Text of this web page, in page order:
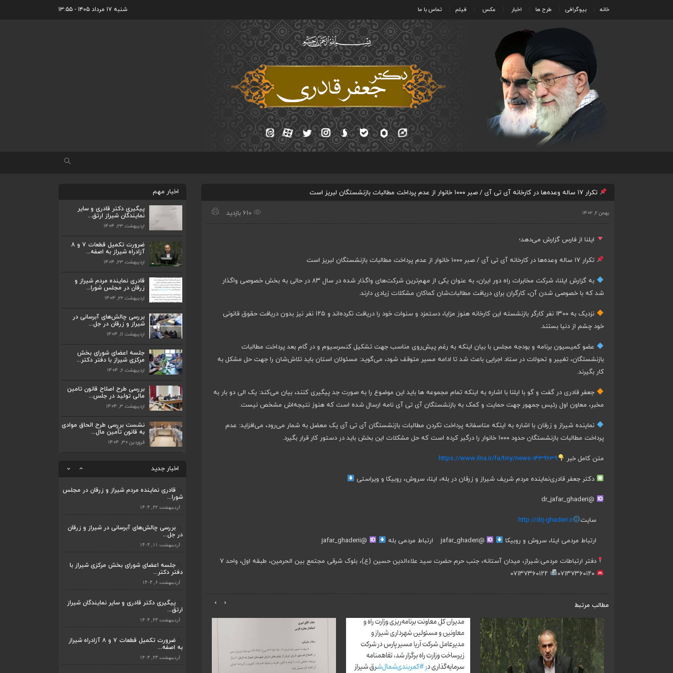
خانه بیوگرافی طرح ها اخبار عکس فیلم تماس با ما شنبه ۱۷ مرداد ۱۴۰۵ - ۱۳:۵۵
تکرار ۱۷ ساله وعده‌ها در کارخانه آی تی آی / صبر ۱۰۰۰ خانوار از عدم پرداخت مطالبات بازنشستگان لبریز است
بهمن ۲, ۱۴۰۲ 610 بازدید
ایلنا از فارس گزارش می‌دهد؛
تکرار ۱۷ ساله وعده‌ها در کارخانه آی تی آی / صبر ۱۰۰۰ خانوار از عدم پرداخت مطالبات بازنشستگان لبریز است
به گزارش ایلنا، شرکت مخابرات راه دور ایران، به‌ عنوان یکی از مهم‌ترین شرکت‌های واگذار شده در سال ۸۳ در حالی به بخش خصوصی واگذار
شد که با خصوصی شدن آن، کارگران برای دریافت مطالبات‌شان کماکان مشکلات زیادی دارند.
نزدیک به ۱۳۰۰ نفر کارگر بازنشسته این کارخانه هنوز مزایا، دستمزد و سنوات خود را دریافت نکرده‌اند و ۱۲۵ نفر نیز بدون‌ دریافت حقوق قانونی
خود چشم از دنیا بستند.
عضو کمیسیون برنامه و بودجه مجلس با بیان اینکه به رغم پیش‌روی مناسب جهت تشکیل کنسرسیوم و در گام بعد پرداخت مطالبات
بازنشستگان، تغییر و تحولات در ستاد اجرایی باعث شد تا ادامه مسیر متوقف شود، می‌گوید: مسئولان استان باید تلاش‌شان را جهت حل مشکل به
کار بگیرند.
جعفر قادری در گفت و گو با ایلنا با اشاره به اینکه تمام مجموعه ها باید این موضوع را به صورت جد پیگیری کنند، بیان می‌کند: یک الی دو بار به
مخبر، معاون اول رئیس جمهور جهت حمایت و کمک به بازنشستگان آی تی آی نامه ارسال شده است که هنوز نتیجه‌اش مشخص نیست.
نماینده شیراز و زرقان با اشاره به اینکه متاسفانه پرداخت نکردن مطالبات بازنشستگان آی تی آی یک معضل به شمار می‌رود، می‌افزاید: عدم
پرداخت مطالبات بازنشستگان حدود ۱۰۰۰ خانوار را درگیر کرده است که حل مشکلات این بخش باید در دستور کار قرار بگیرد.
متن کامل خبر https://www.ilna.ir/fa/tiny/news-1439639
دکتر جعفر قادرینماینده مردم شریف شیراز و زرقان در بله، ایتا، سروش، روبیکا و ویراستی
@dr_jafar_ghaderi
سایت http://drj-ghaderi.ir
ارتباط مردمی ایتا، سروش و روبیکا @jafar_ghaderi ارتباط مردمی بله @jafar_ghaderii
دفتر ارتباطات مردمی:شیراز، میدان آستانه، جنب حرم حضرت سید علاءالدین حسین (ع)، بلوک شرقی مجتمع بین الحرمین، طبقه اول، واحد ۷
مطالب مرتبط ‹
›
اخبار مهم
پیگیری دکتر قادری و سایر
نمایندگان شیراز ارتق...
اردیبهشت ۲۳, ۱۴۰۴
ضرورت تکمیل قطعات ۷ و ۸
آزادراه شیراز به اصفه...
اردیبهشت ۲۳, ۱۴۰۴
قادری نماینده مردم شیراز و
زرقان در مجلس شورا...
اردیبهشت ۲۲, ۱۴۰۴
بررسی چالش‌های آبرسانی در
شیراز و زرقان در جل...
اردیبهشت ۱۱, ۱۴۰۴
جلسه اعضای شورای بخش
مرکزی شیراز با دفتر دکتر...
اردیبهشت ۶, ۱۴۰۴
بررسی طرح اصلاح قانون تامین
مالی تولید در جلس...
اردیبهشت ۳, ۱۴۰۴
نشست بررسی طرح الحاق موادی
به قانون تأمین مال...
فروردین ۳۰, ۱۴۰۴
اخبار جدید
اردیبهشت ۲۳, ۱۴۰۴
قادری نماینده مردم شیراز و زرقان در مجلس
اردیبهشت ۲۲, ۱۴۰۴
بررسی چالش‌های آبرسانی در شیراز و زرقان
اردیبهشت ۱۱, ۱۴۰۴
دفتر دکتر...
اردیبهشت ۶, ۱۴۰۴
ارتق...
اردیبهشت ۲۳, ۱۴۰۴
اردیبهشت ۲۳, ۱۴۰۴
قادری نماینده مردم شیراز و زرقان در مجلس
شورا...
اردیبهشت ۲۲, ۱۴۰۴
بررسی چالش‌های آبرسانی در شیراز و زرقان
در جل...
اردیبهشت ۱۱, ۱۴۰۴
جلسه اعضای شورای بخش مرکزی شیراز با
دفتر دکتر...
اردیبهشت ۶, ۱۴۰۴
پیگیری دکتر قادری و سایر نمایندگان شیراز
ارتق...
اردیبهشت ۲۳, ۱۴۰۴
ضرورت تکمیل قطعات ۷ و ۸ آزادراه شیراز
به اصفه...
اردیبهشت ۲۳, ۱۴۰۴
به اصفه...
قادری نماینده مردم شیراز و زرقان در مجلس
شورا...
بررسی چالش‌های آبرسانی در شیراز و زرقان
در جل...
جلسه اعضای شورای بخش مرکزی شیراز با
دفتر دکتر...
پیگیری دکتر قادری و سایر نمایندگان شیراز
ارتق...